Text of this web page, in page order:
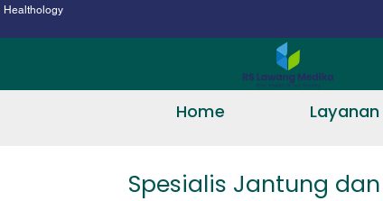
Healthology
Home
Spesialis Jantung